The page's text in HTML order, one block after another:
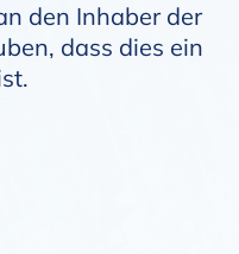
den Inhaber der
dass dies ein